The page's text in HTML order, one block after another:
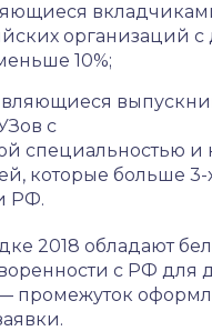
организаций с
10%;
с
специальностью
которые больше 3-
РФ.
2018 обладают
с РФ для
промежуток